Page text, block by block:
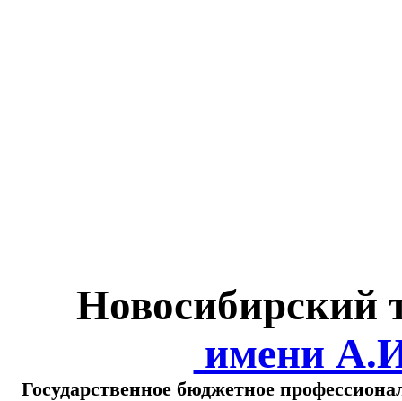
Новосибирский
имени
Государственное бюджетное